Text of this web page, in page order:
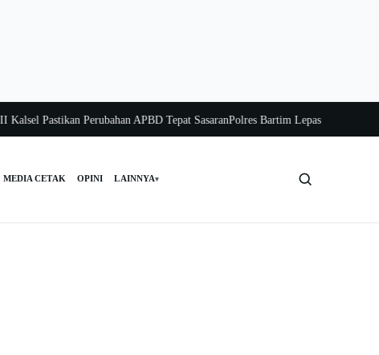
Perubahan APBD Tepat Sasaran Polres Bartim Lepas Bakti Sosial untuk
MEDIA CETAK OPINI LAINNYA▾